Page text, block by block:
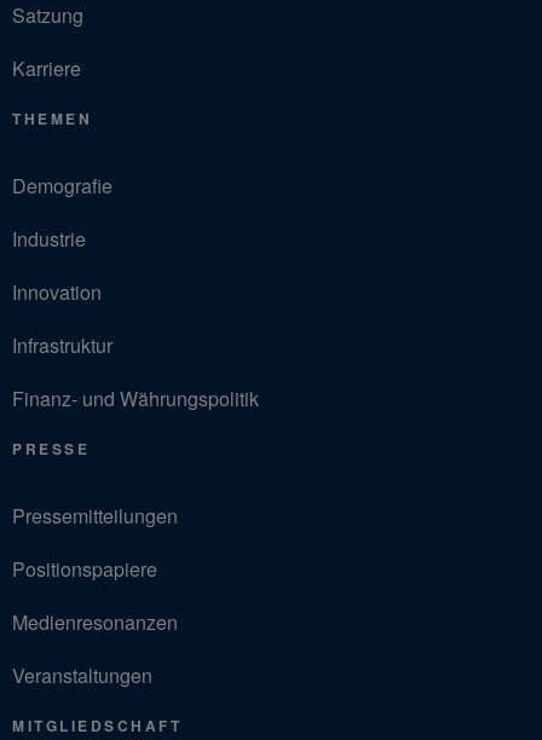
Satzung
Karriere
THEMEN
Demografie
Industrie
Innovation
Infrastruktur
Finanz- und Währungspolitik
PRESSE
Pressemitteilungen
Positionspapiere
Medienresonanzen
Veranstaltungen
MITGLIEDSCHAFT